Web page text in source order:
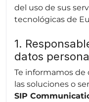
del uso de sus
tecnológicas de
1.
datos
Te informamos de
las soluciones o
SIP